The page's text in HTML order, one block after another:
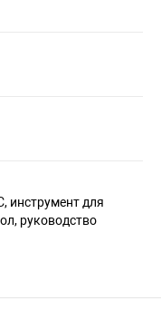
инструмент для
руководство